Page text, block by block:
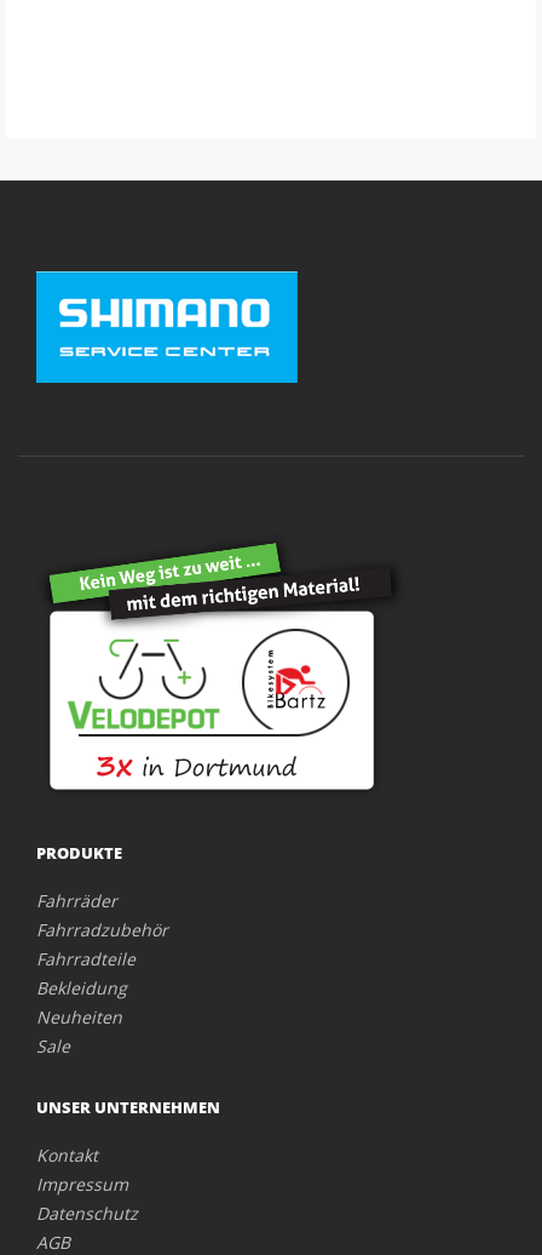
PRODUKTE
Fahrräder
Fahrradzubehör
Fahrradteile
Bekleidung
Neuheiten
Sale
UNSER UNTERNEHMEN
Kontakt
Impressum
Datenschutz
AGB